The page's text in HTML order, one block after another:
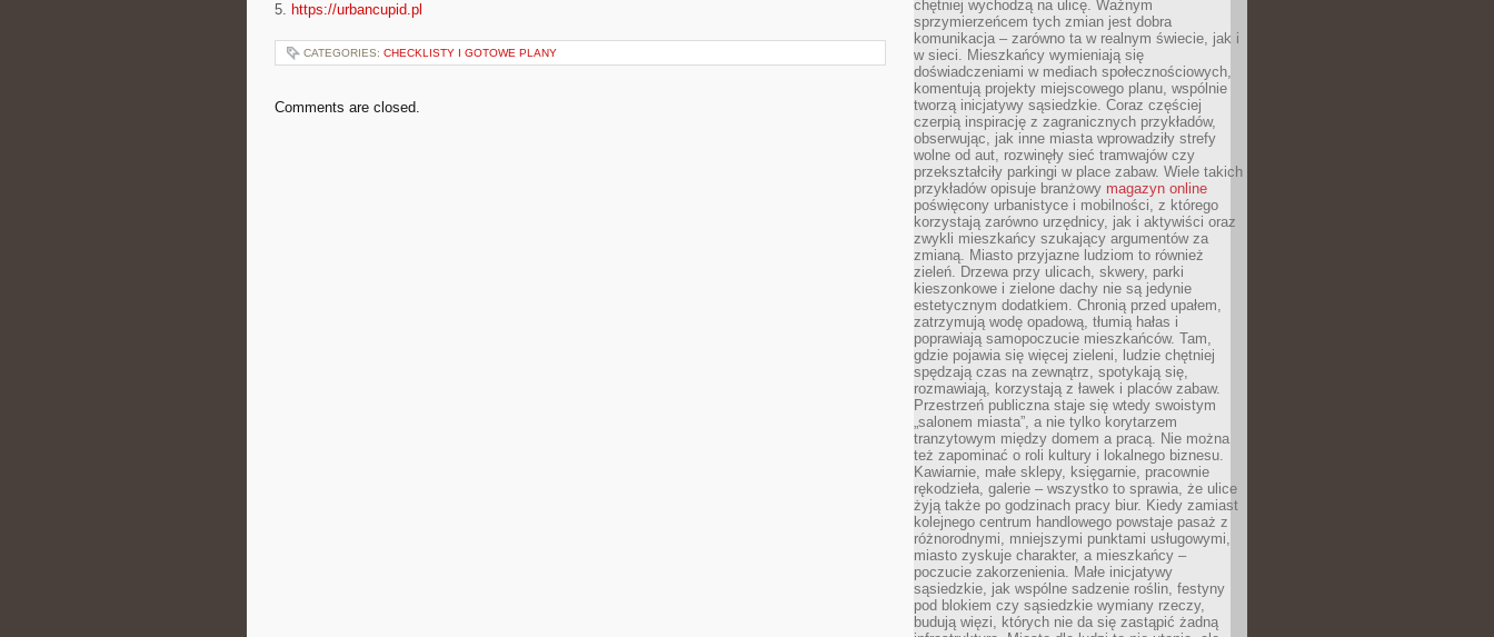
5. https://urbancupid.pl
CATEGORIES: CHECKLISTY I GOTOWE PLANY
Comments are closed.
chętniej wychodzą na ulicę. Ważnym
sprzymierzeńcem tych zmian jest dobra
komunikacja – zarówno ta w realnym świecie, jak i
w sieci. Mieszkańcy wymieniają się
doświadczeniami w mediach społecznościowych,
komentują projekty miejscowego planu, wspólnie
tworzą inicjatywy sąsiedzkie. Coraz częściej
czerpią inspirację z zagranicznych przykładów,
obserwując, jak inne miasta wprowadziły strefy
wolne od aut, rozwinęły sieć tramwajów czy
przekształciły parkingi w place zabaw. Wiele takich
przykładów opisuje branżowy magazyn online
poświęcony urbanistyce i mobilności, z którego
korzystają zarówno urzędnicy, jak i aktywiści oraz
zwykli mieszkańcy szukający argumentów za
zmianą. Miasto przyjazne ludziom to również
zieleń. Drzewa przy ulicach, skwery, parki
kieszonkowe i zielone dachy nie są jedynie
estetycznym dodatkiem. Chronią przed upałem,
zatrzymują wodę opadową, tłumią hałas i
poprawiają samopoczucie mieszkańców. Tam,
gdzie pojawia się więcej zieleni, ludzie chętniej
spędzają czas na zewnątrz, spotykają się,
rozmawiają, korzystają z ławek i placów zabaw.
Przestrzeń publiczna staje się wtedy swoistym
„salonem miasta”, a nie tylko korytarzem
tranzytowym między domem a pracą. Nie można
też zapominać o roli kultury i lokalnego biznesu.
Kawiarnie, małe sklepy, księgarnie, pracownie
rękodzieła, galerie – wszystko to sprawia, że ulice
żyją także po godzinach pracy biur. Kiedy zamiast
kolejnego centrum handlowego powstaje pasaż z
różnorodnymi, mniejszymi punktami usługowymi,
miasto zyskuje charakter, a mieszkańcy –
poczucie zakorzenienia. Małe inicjatywy
sąsiedzkie, jak wspólne sadzenie roślin, festyny
pod blokiem czy sąsiedzkie wymiany rzeczy,
budują więzi, których nie da się zastąpić żadną